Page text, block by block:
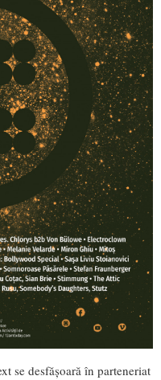
se desfășoară în parteneriat